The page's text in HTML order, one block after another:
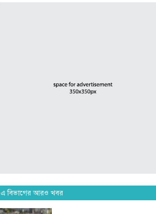
5 days আগে
ফেসবুকে সমালোচনার ঝড়, দলীয়
কর্মীদের...
এ বিভাগের আরও খবর